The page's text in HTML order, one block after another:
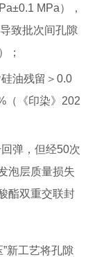
MPa），
致批次间孔隙
；
硅油残留＞0.0
（《印染》202
弹，但经50次
泡层质量损失
酯双重交联封
新工艺将孔隙